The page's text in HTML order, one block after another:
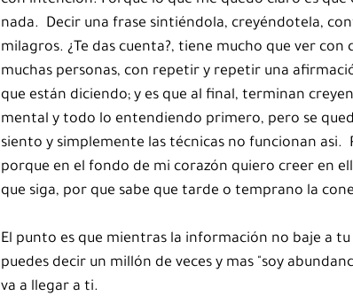
nada.  Decir una frase sintiéndola, creyéndotela,
milagros. ¿Te das cuenta?, tiene mucho que ver
muchas personas, con repetir y repetir una
que están diciendo; y es que al final, terminan
mental y todo lo entendiendo primero, pero se
siento y simplemente las técnicas no funcionan asi.
porque en el fondo de mi corazón quiero creer en
que siga, por que sabe que tarde o temprano la
El punto es que mientras la información no baje a
puedes decir un millón de veces y mas "soy
va a llegar a ti.